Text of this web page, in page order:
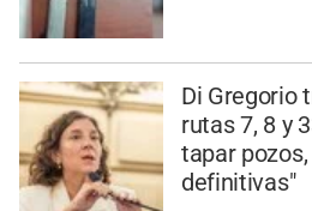
Di Gregorio
rutas 7, 8 y
tapar
definitivas"